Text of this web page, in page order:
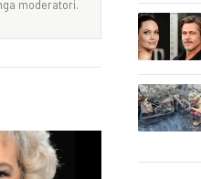
moderatori.